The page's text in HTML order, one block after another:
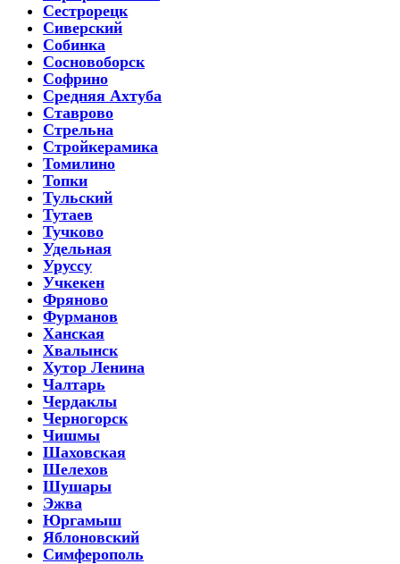
Сестрорецк
Сиверский
Собинка
Сосновоборск
Софрино
Средняя Ахтуба
Ставрово
Стрельна
Стройкерамика
Томилино
Топки
Тульский
Тутаев
Тучково
Удельная
Уруссу
Учкекен
Фряново
Фурманов
Ханская
Хвалынск
Хутор Ленина
Чалтарь
Чердаклы
Черногорск
Чишмы
Шаховская
Шелехов
Шушары
Эжва
Юргамыш
Яблоновский
Симферополь